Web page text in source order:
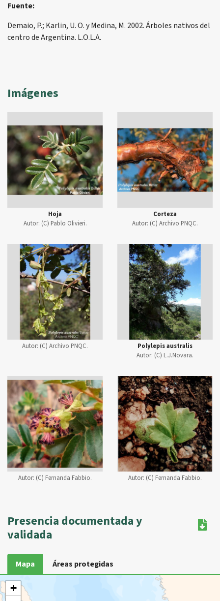
Fuente:
Demaio, P.; Karlin, U. O. y Medina, M. 2002. Árboles nativos del
centro de Argentina. L.O.L.A.
Imágenes
Hoja
Autor: (C) Pablo Olivieri.
Corteza
Autor: (C) Archivo PNQC.
Autor: (C) Archivo PNQC.
Polylepis australis
Autor: (C) L.J.Novara.
Autor: (C) Fernanda Fabbio. Autor: (C) Fernanda Fabbio.
Presencia documentada y
validada
Mapa Áreas protegidas
+